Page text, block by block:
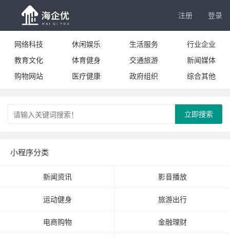
注册 登录
网络科技 休闲娱乐 生活服务
行业企业
教育文化
体育健身 交通旅游
新闻媒体
购物网站
医疗健康 政府组织 综合其他
立即搜索
小程序分类
新闻资讯 影音播放
运动健身 旅游出行
电商购物 金融理财